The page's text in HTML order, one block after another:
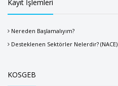
Kayıt İşlemleri
Nereden Başlamalıyım?
Desteklenen Sektörler Nelerdir? (NACE)
KOSGEB